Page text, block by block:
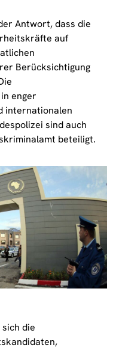
Antwort, dass die
auf
Berücksichtigung
enger
internationalen
sind auch
beteiligt.
die